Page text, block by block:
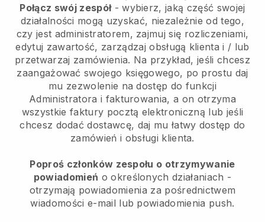
Połącz swój zespół- wybierz, jaką część swojej
działalności mogą uzyskać, niezależnie od tego,
czy jest administratorem, zajmuj się rozliczeniami,
edytuj zawartość, zarządzaj obsługą klienta i / lub
przetwarzaj zamówienia. Na przykład, jeśli chcesz
zaangażować swojego księgowego, po prostu daj
mu zezwolenie na dostęp do funkcji
Administratora i fakturowania, a on otrzyma
wszystkie faktury pocztą elektroniczną lub jeśli
chcesz dodać dostawcę, daj mu łatwy dostęp do
zamówień i obsługi klienta.
Poproś członków zespołu o otrzymywanie
powiadomień o określonych działaniach -
otrzymają powiadomienia za pośrednictwem
wiadomości e-mail lub powiadomienia push.